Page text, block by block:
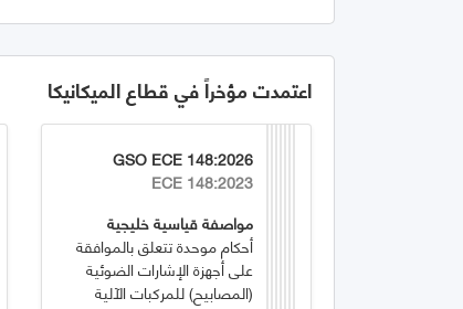
اعتمدت مؤخراً في قطاع الميكانيكا
GSO ECE 148:2026
ECE 148:2023
مواصفة قياسية خليجية
أحكام موحدة تتعلق بالموافقة
على أجهزة الإشارات الضوئية
(المصابيح) للمركبات الآلية